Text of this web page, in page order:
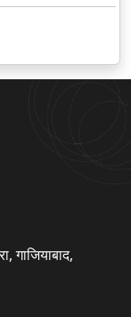
गाजियाबाद,